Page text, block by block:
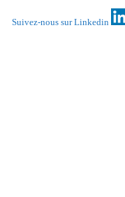
Suivez-nous sur Linkedin